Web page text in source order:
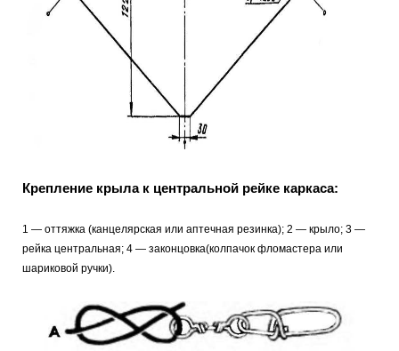
Крепление крыла к центральной рейке каркаса:
1 — оттяжка (канцелярская или аптечная резинка); 2 — крыло; 3 —
рейка центральная; 4 — законцовка(колпачок фломастера или
шариковой ручки).